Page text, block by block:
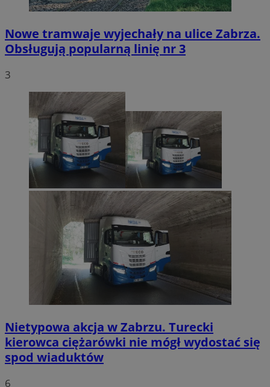
Nowe tramwaje wyjechały na ulice Zabrza.
Obsługują popularną linię nr 3
3
Nietypowa akcja w Zabrzu. Turecki
kierowca ciężarówki nie mógł wydostać się
spod wiaduktów
6